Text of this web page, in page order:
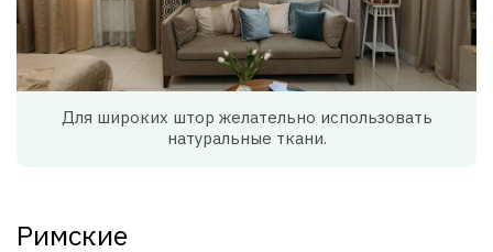
Для широких штор желательно использовать
натуральные ткани.
Римские